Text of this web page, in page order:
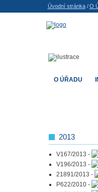
2013
V167/2013 -
V196/2013 -
21891/2013 -
P622/2010 -
O ÚŘADU
Úvodní stránka/ O